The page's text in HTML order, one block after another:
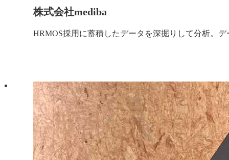
株式会社mediba
HRMOS採用に蓄積したデータを深掘りして分析。